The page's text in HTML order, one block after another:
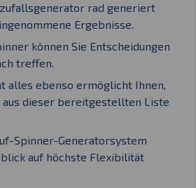
zufallsgenerator rad generiert
Ergebnisse.
können Sie Entscheidungen
treffen.
alles ebenso ermöglicht Ihnen,
aus dieser bereitgestellten Liste
Spinner-Generatorsystem
auf höchste Flexibilität